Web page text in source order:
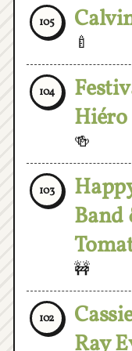
🍼
104
🍻
103
Band
🚧
102
Ray
🍖